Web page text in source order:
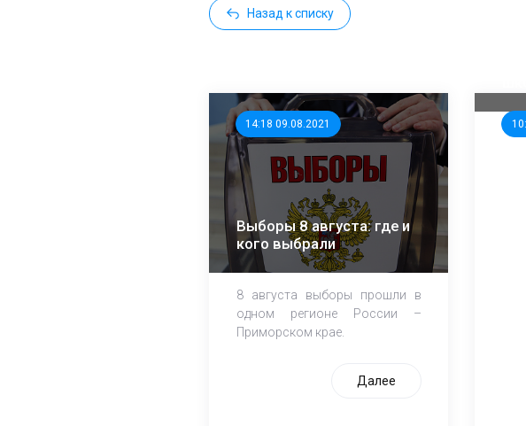
Назад к списку
14:18 09.08.2021
Выборы 8 августа: где и
кого выбрали
8 августа выборы прошли в
одном регионе России –
Приморском крае.
Далее